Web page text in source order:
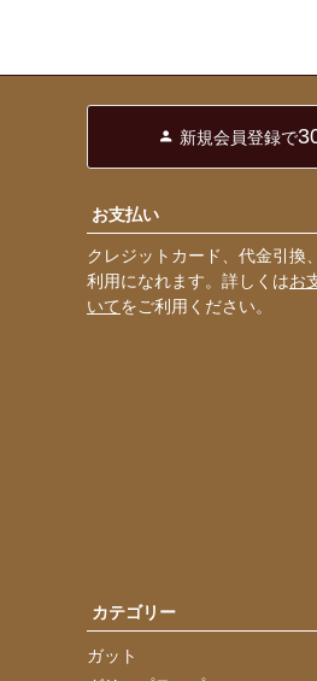
新規会員登録で
お支払い
クレジットカード、代金引換
利用になれます。詳しくはお
いてをご利用ください。
カテゴリー
ガット